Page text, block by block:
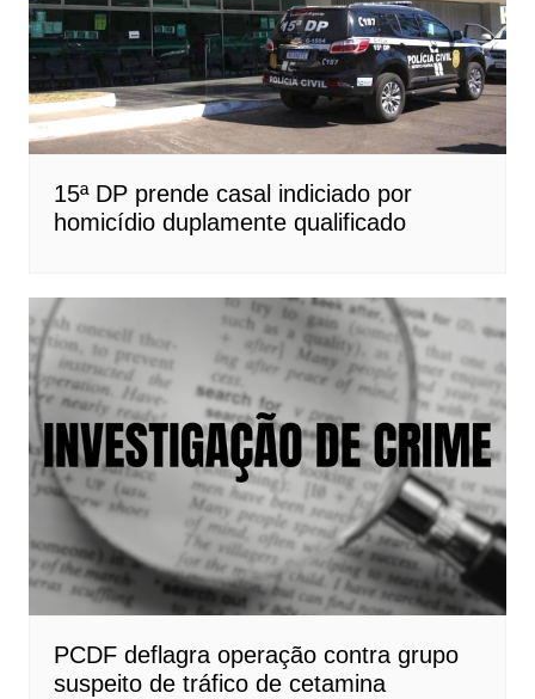
15ª DP prende casal indiciado por
homicídio duplamente qualificado
PCDF deflagra operação contra grupo
suspeito de tráfico de cetamina